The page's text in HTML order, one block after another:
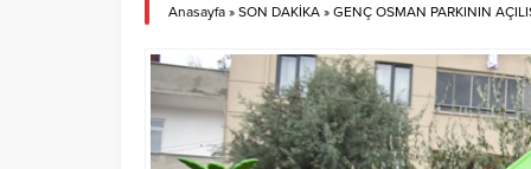
CANDAN BAŞKAN
Anasayfa » SON DAKİKA » GENÇ OSMAN PARKININ